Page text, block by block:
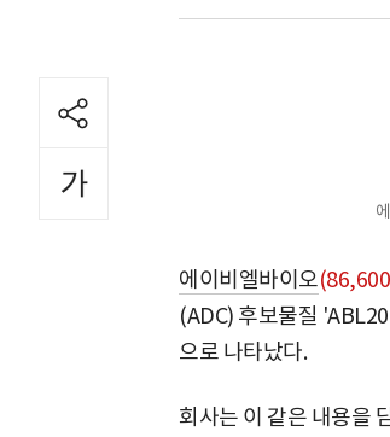
에이비엘바이오
(ADC) 후보물질
으로 나타났다.
회사는 이 같은 내용을